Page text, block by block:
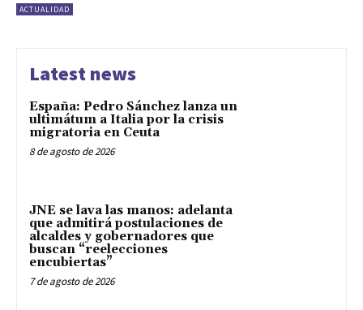
ACTUALIDAD
Latest news
España: Pedro Sánchez lanza un
ultimátum a Italia por la crisis
migratoria en Ceuta
8 de agosto de 2026
JNE se lava las manos: adelanta
que admitirá postulaciones de
alcaldes y gobernadores que
buscan “reelecciones
encubiertas”
7 de agosto de 2026